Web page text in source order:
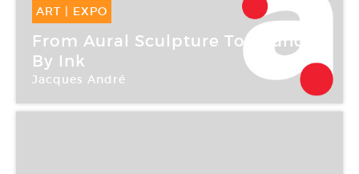
ART | EXPO
05 Juin -24 Juil 2004
From Aural Sculpture To Sound
By Ink
Jacques André